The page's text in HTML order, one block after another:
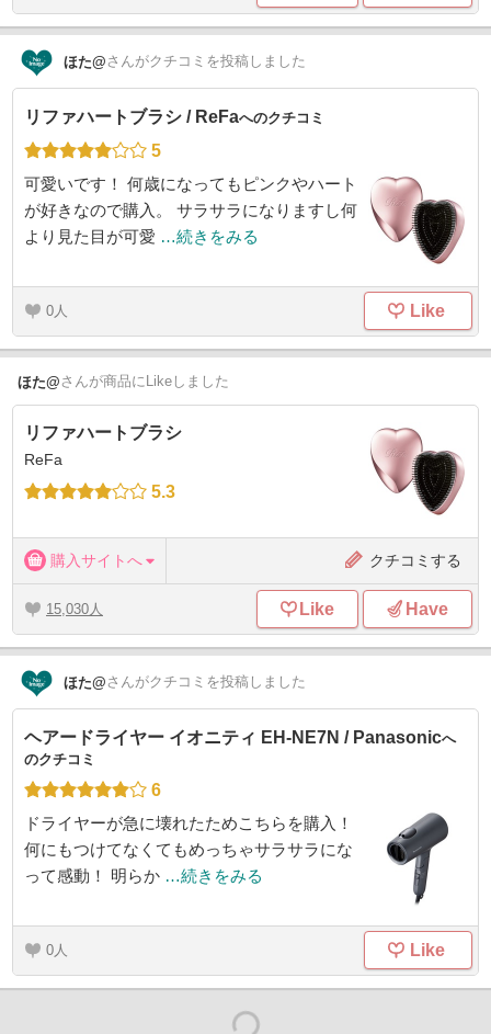
ほた@さんがクチコミを投稿しました
リファハートブラシ / ReFaへのクチコミ
5
可愛いです！ 何歳になってもピンクやハート
が好きなので購入。 サラサラになりますし何
より見た目が可愛 …続きをみる
0 Like
ほた@さんが商品にLikeしました
リファハートブラシ
ReFa
5.3
購入サイトへ クチコミする
15,030 Like Have
ほた@さんがクチコミを投稿しました
ヘアードライヤー イオニティ EH-NE7N / Panasonicへ
のクチコミ
6
ドライヤーが急に壊れたためこちらを購入！
何にもつけてなくてもめっちゃサラサラにな
って感動！ 明らか …続きをみる
0 Like